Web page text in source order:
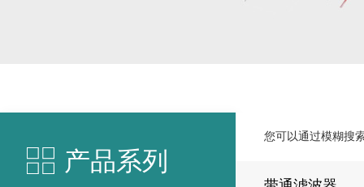
产品系列
您可以通过模糊搜